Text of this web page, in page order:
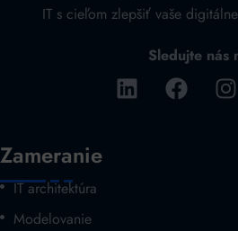
IT s cieľom zlepšiť vaše
Sledujte nás
Zameranie
IT architektúra
Modelovanie